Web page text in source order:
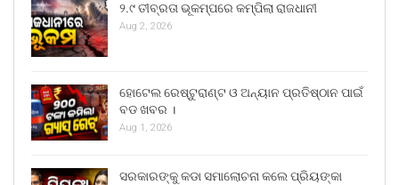
୨.୯ ତୀବ୍ରତା ଭୂକମ୍ପରେ କମ୍ପିଲା ରାଜଧାନୀ
Aug 2, 2026
ହୋଟେଲ ରେଷ୍ଟୁରାଣ୍ଟ ଓ ଅନ୍ୟାନ ପ୍ରତିଷ୍ଠାନ ପାଇଁ
ବଡ ଖବର ।
Aug 1, 2026
ସରକାରଙ୍କୁ କଡା ସମାଲୋଚନା କଲେ ପ୍ରିୟଙ୍କା